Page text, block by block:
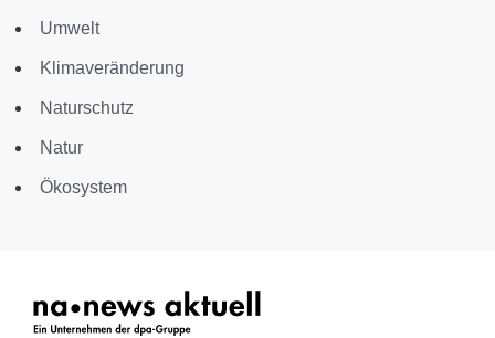
Umwelt
Klimaveränderung
Naturschutz
Natur
Ökosystem